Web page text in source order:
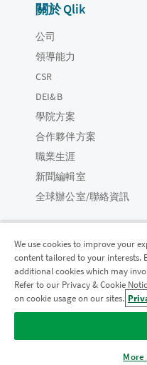
關於 Qlik
公司
領導能力
CSR
DEI&B
學院方案
合作夥伴方案
職業生涯
新聞編輯室
全球辦公室/聯絡資訊
法律合約 產品條款
We use cookies to improve your
content tailored to your interests.
additional cookies which may
Refer to our Privacy & Cookie
on cookie usage on our sites.